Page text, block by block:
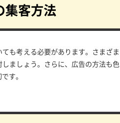
集客方法
も考える必要があります。さまざ
ましょう。さらに、広告の方法も
す。